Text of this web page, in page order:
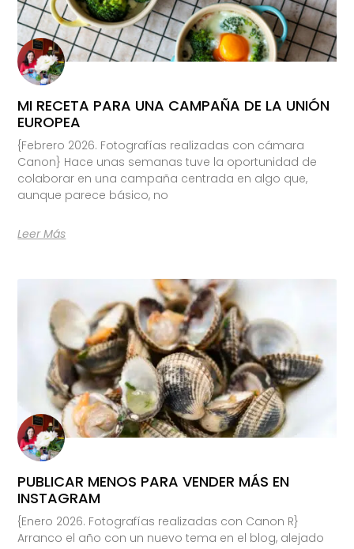
MI RECETA PARA UNA CAMPAÑA DE LA UNIÓN
EUROPEA
{Febrero 2026. Fotografías realizadas con cámara
Canon} Hace unas semanas tuve la oportunidad de
colaborar en una campaña centrada en algo que,
aunque parece básico, no
Leer Más
PUBLICAR MENOS PARA VENDER MÁS EN
INSTAGRAM
{Enero 2026. Fotografías realizadas con Canon R}
Arranco el año con un nuevo tema en el blog, alejado